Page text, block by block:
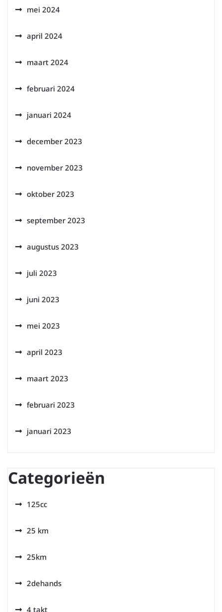
mei 2024
april 2024
maart 2024
februari 2024
januari 2024
december 2023
november 2023
oktober 2023
september 2023
augustus 2023
juli 2023
juni 2023
mei 2023
april 2023
maart 2023
februari 2023
januari 2023
Categorieën
125cc
25 km
25km
2dehands
4 takt